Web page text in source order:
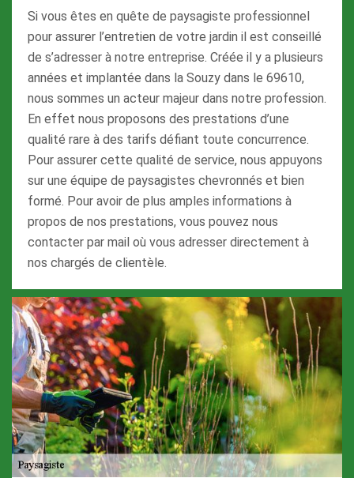
Si vous êtes en quête de paysagiste professionnel
pour assurer l’entretien de votre jardin il est conseillé
de s’adresser à notre entreprise. Créée il y a plusieurs
années et implantée dans la Souzy dans le 69610,
nous sommes un acteur majeur dans notre profession.
En effet nous proposons des prestations d’une
qualité rare à des tarifs défiant toute concurrence.
Pour assurer cette qualité de service, nous appuyons
sur une équipe de paysagistes chevronnés et bien
formé. Pour avoir de plus amples informations à
propos de nos prestations, vous pouvez nous
contacter par mail où vous adresser directement à
nos chargés de clientèle.